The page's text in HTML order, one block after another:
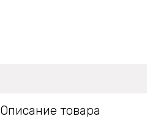
Описание товара